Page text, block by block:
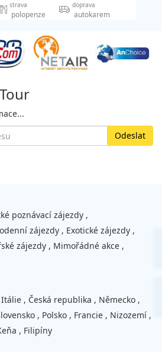
strava
polopenze
doprava
autokarem
poznávací zájezdy ,
zájezdy , Exotické zájezdy ,
zájezdy , Mimořádné akce ,
Itálie , Česká republika , Německo ,
, Polsko , Francie , Nizozemí ,
, Filipíny